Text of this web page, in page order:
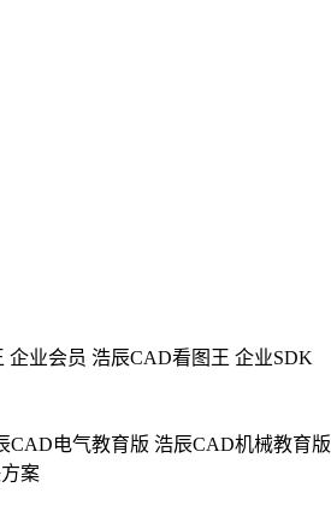
企业会员 浩辰CAD看图王 企业SDK
CAD电气教育版 浩辰CAD机械教育版